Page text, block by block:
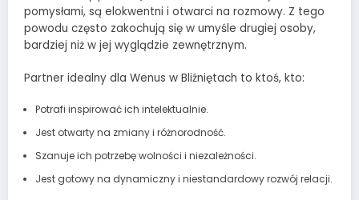
pomysłami, są elokwentni i otwarci na rozmowy. Z tego
powodu często zakochują się w umyśle drugiej osoby,
bardziej niż w jej wyglądzie zewnętrznym.
Partner idealny dla Wenus w Bliźniętach to ktoś, kto:
Potrafi inspirować ich intelektualnie.
Jest otwarty na zmiany i różnorodność.
Szanuje ich potrzebę wolności i niezależności.
Jest gotowy na dynamiczny i niestandardowy rozwój relacji.